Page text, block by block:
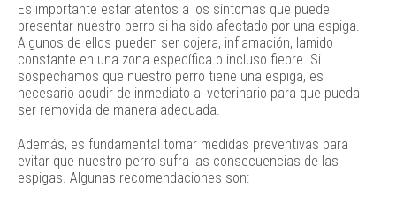
Es importante estar atentos a los síntomas que puede
presentar nuestro perro si ha sido afectado por una espiga.
Algunos de ellos pueden ser cojera, inflamación, lamido
constante en una zona específica o incluso fiebre. Si
sospechamos que nuestro perro tiene una espiga, es
necesario acudir de inmediato al veterinario para que pueda
ser removida de manera adecuada.
Además, es fundamental tomar medidas preventivas para
evitar que nuestro perro sufra las consecuencias de las
espigas. Algunas recomendaciones son: